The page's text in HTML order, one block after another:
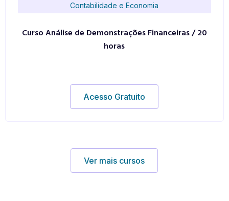
Contabilidade e Economia
Curso Análise de Demonstrações Financeiras / 20
horas
Acesso Gratuito
Ver mais cursos